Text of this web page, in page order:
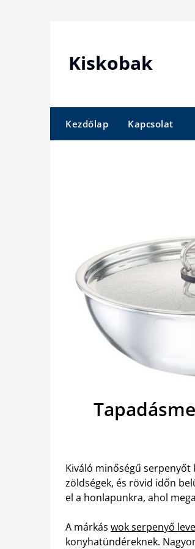
Kiskobak
Kezdőlap Kapcsolat
Kiváló minőségű serpenyőt
zöldségek, és rövid időn
el a honlapunkra, ahol
A márkás wok serpenyő
konyhatündéreknek.